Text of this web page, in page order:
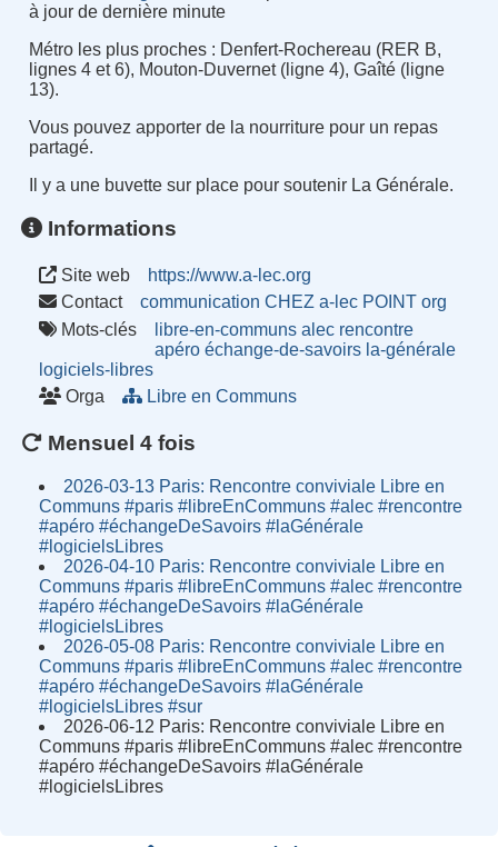
à jour de dernière minute
Métro les plus proches : Denfert-Rochereau (RER B,
lignes 4 et 6), Mouton-Duvernet (ligne 4), Gaîté (ligne
13).
Vous pouvez apporter de la nourriture pour un repas
partagé.
Il y a une buvette sur place pour soutenir La Générale.
Informations
Site web
https://www.a-lec.org
Contact
communication CHEZ a-lec POINT org
Mots-clés
libre-en-communs alec rencontre
apéro échange-de-savoirs la-générale
logiciels-libres
Orga
Libre en Communs
Mensuel 4 fois
2026-03-13 Paris: Rencontre conviviale Libre en
Communs #paris #libreEnCommuns #alec #rencontre
#apéro #échangeDeSavoirs #laGénérale
#logicielsLibres
2026-04-10 Paris: Rencontre conviviale Libre en
Communs #paris #libreEnCommuns #alec #rencontre
#apéro #échangeDeSavoirs #laGénérale
#logicielsLibres
2026-05-08 Paris: Rencontre conviviale Libre en
Communs #paris #libreEnCommuns #alec #rencontre
#apéro #échangeDeSavoirs #laGénérale
#logicielsLibres #sur
2026-06-12 Paris: Rencontre conviviale Libre en
Communs #paris #libreEnCommuns #alec #rencontre
#apéro #échangeDeSavoirs #laGénérale
#logicielsLibres